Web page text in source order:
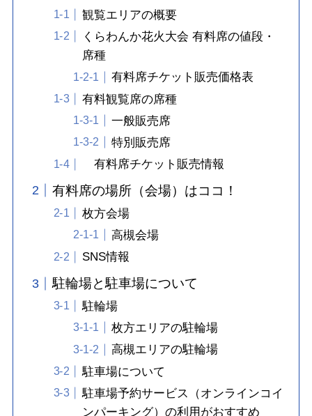
観覧エリアの概要
くらわんか花火大会 有料席の値段・
席種
有料席チケット販売価格表
有料観覧席の席種
一般販売席
特別販売席
有料席チケット販売情報
有料席の場所（会場）はココ！
枚方会場
高槻会場
SNS情報
駐輪場と駐車場について
駐輪場
枚方エリアの駐輪場
高槻エリアの駐輪場
駐車場について
駐車場予約サービス（オンラインコイ
ンパーキング）の利用がおすすめ